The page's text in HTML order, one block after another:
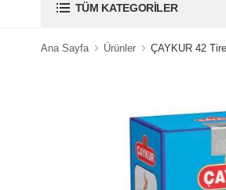
TÜM KATEGORILER
Ana Sayfa Ürünler ÇAYKUR 42